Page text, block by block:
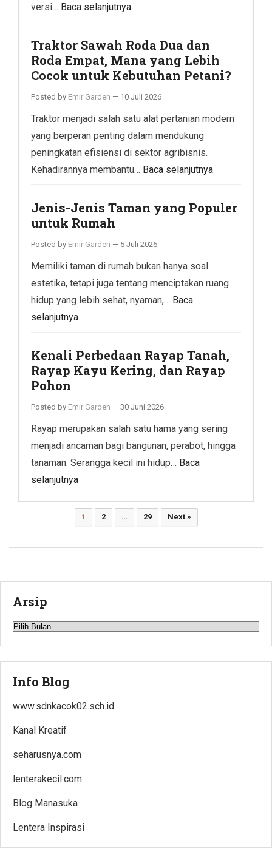
versi… Baca selanjutnya
Traktor Sawah Roda Dua dan
Roda Empat, Mana yang Lebih
Cocok untuk Kebutuhan Petani?
Posted by Emir Garden — 10 Juli 2026
Traktor menjadi salah satu alat pertanian modern
yang berperan penting dalam mendukung
peningkatan efisiensi di sektor agribisnis.
Kehadirannya membantu… Baca selanjutnya
Jenis-Jenis Taman yang Populer
untuk Rumah
Posted by Emir Garden — 5 Juli 2026
Memiliki taman di rumah bukan hanya soal
estetika, tetapi juga tentang menciptakan ruang
hidup yang lebih sehat, nyaman,… Baca
selanjutnya
Kenali Perbedaan Rayap Tanah,
Rayap Kayu Kering, dan Rayap
Pohon
Posted by Emir Garden — 30 Juni 2026
Rayap merupakan salah satu hama yang sering
menjadi ancaman bagi bangunan, perabot, hingga
tanaman. Serangga kecil ini hidup… Baca
selanjutnya
1 2 … 29 Next »
Arsip
Arsip
Info Blog
www.sdnkacok02.sch.id
Kanal Kreatif
seharusnya.com
lenterakecil.com
Blog Manasuka
Lentera Inspirasi